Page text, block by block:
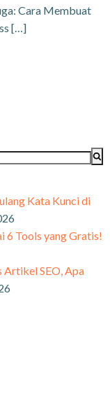
Cara Membuat
[…]
Kata Kunci di
6 Tools yang Gratis!
SEO, Apa